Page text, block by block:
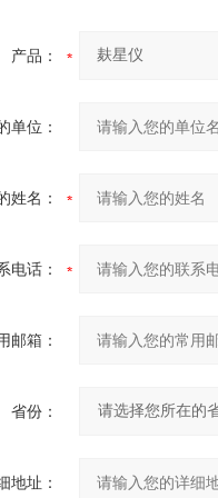
产品：
单位：
姓名：
电话：
邮箱：
省份：
地址：